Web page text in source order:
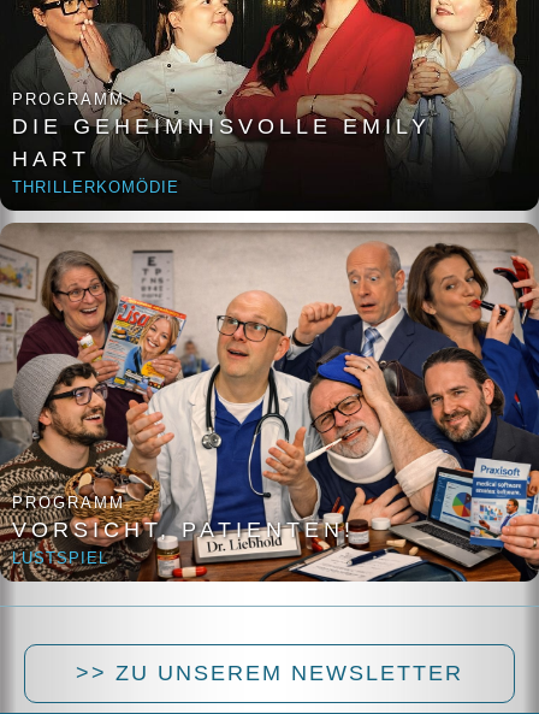
PROGRAMM
DIE GEHEIMNISVOLLE EMILY
HART
THRILLERKOMÖDIE
PROGRAMM
VORSICHT, PATIENTEN!
LUSTSPIEL
>> ZU UNSEREM NEWSLETTER